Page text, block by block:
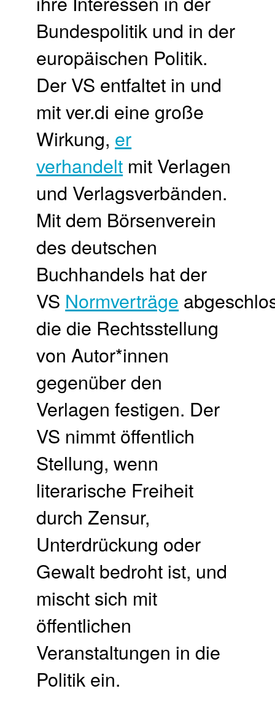
Bundespolitik und in der
europäischen Politik.
Der VS entfaltet in und
mit ver.di eine große
Wirkung, er
verhandelt mit Verlagen
und Verlagsverbänden.
Mit dem Börsenverein
des deutschen
Buchhandels hat der
VS Normverträge
die die Rechtsstellung
von Autor*innen
gegenüber den
Verlagen festigen. Der
VS nimmt öffentlich
Stellung, wenn
literarische Freiheit
durch Zensur,
Unterdrückung oder
Gewalt bedroht ist, und
mischt sich mit
öffentlichen
Veranstaltungen in die
Politik ein.